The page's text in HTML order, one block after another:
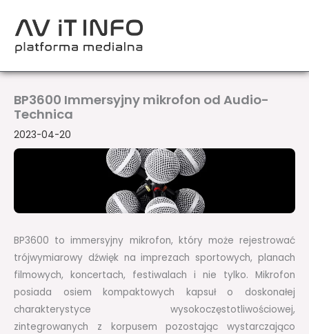
treści
BP3600 Immersyjny mikrofon od Audio-
Technica
2023-04-20
BP3600 to immersyjny mikrofon, który może rejestrować
trójwymiarowy dźwięk na imprezach sportowych, planach
filmowych, koncertach, festiwalach i nie tylko. Mikrofon
posiada osiem kompaktowych kapsuł o doskonałej
charakterystyce wysokoczęstotliwościowej,
zintegrowanych z korpusem pozostając wystarczająco